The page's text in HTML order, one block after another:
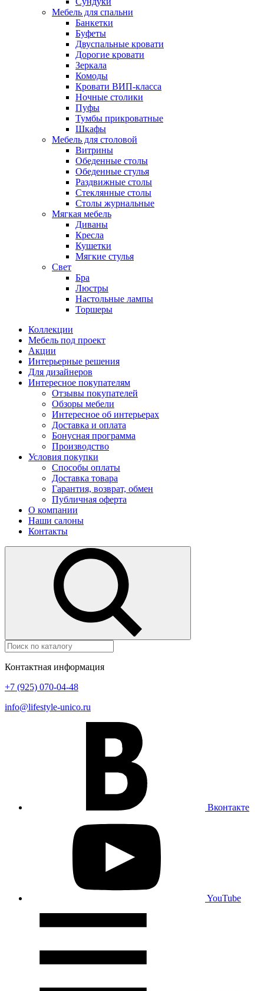
Мебель для спальни
Банкетки
Буфеты
Двуспальные кровати
Дорогие кровати
Зеркала
Комоды
Кровати ВИП-класса
Ночные столики
Пуфы
Тумбы прикроватные
Шкафы
Мебель для столовой
Витрины
Обеденные столы
Обеденные стулья
Раздвижные столы
Стеклянные столы
Столы журнальные
Мягкая мебель
Диваны
Кресла
Кушетки
Мягкие стулья
Свет
Бра
Люстры
Настольные лампы
Торшеры
Коллекции
Мебель под проект
Акции
Интерьерные решения
Для дизайнеров
Интересное покупателям
Отзывы покупателей
Обзоры мебели
Интересное об интерьерах
Доставка и оплата
Бонусная программа
Производство
Условия покупки
Способы оплаты
Доставка товара
Гарантия, возврат, обмен
Публичная оферта
О компании
Наши салоны
Контакты
Контактная информация
+7 (925) 070-04-48
info@lifestyle-unico.ru
Вконтакте
YouTube